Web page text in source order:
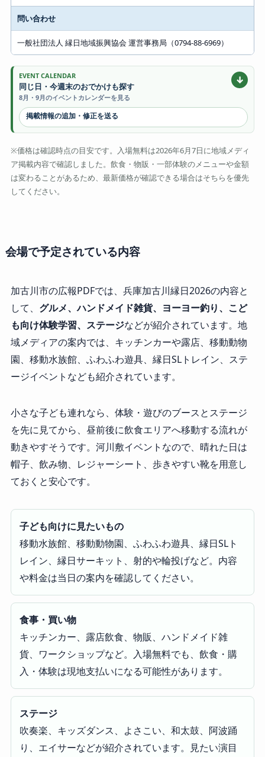
問い合わせ
一般社団法人 縁日地域振興協会 運営事務局（0794-88-6969）
EVENT CALENDAR
同じ日・今週末のおでかけも探す
8月・9月のイベントカレンダーを見る
↓
掲載情報の追加・修正を送る
※価格は確認時点の目安です。入場無料は2026年6月7日に地域メディ
ア掲載内容で確認しました。飲食・物販・一部体験のメニューや金額
は変わることがあるため、最新価格が確認できる場合はそちらを優先
してください。
会場で予定されている内容
加古川市の広報PDFでは、兵庫加古川縁日2026の内容と
して、 グルメ、ハンドメイド雑貨、ヨーヨー釣り、こど
も向け体験学習、ステージなどが紹介されています。地
域メディアの案内では、キッチンカーや露店、移動動物
園、移動水族館、ふわふわ遊具、縁日SLトレイン、ステ
ージイベントなども紹介されています。
小さな子ども連れなら、体験・遊びのブースとステージ
を先に見てから、昼前後に飲食エリアへ移動する流れが
動きやすそうです。河川敷イベントなので、晴れた日は
帽子、飲み物、レジャーシート、歩きやすい靴を用意し
ておくと安心です。
子ども向けに見たいもの
移動水族館、移動動物園、ふわふわ遊具、縁日SLト
レイン、縁日サーキット、射的や輪投げなど。内容
や料金は当日の案内を確認してください。
食事・買い物
キッチンカー、露店飲食、物販、ハンドメイド雑
貨、ワークショップなど。入場無料でも、飲食・購
入・体験は現地支払いになる可能性があります。
ステージ
吹奏楽、キッズダンス、よさこい、和太鼓、阿波踊
り、エイサーなどが紹介されています。見たい演目